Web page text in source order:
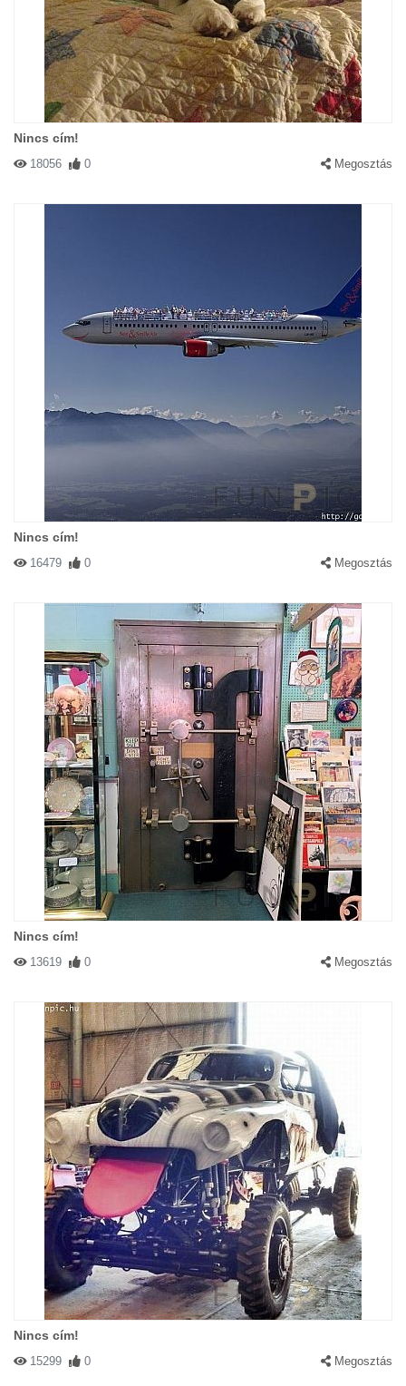
Nincs cím!
18056 0 Megosztás
Nincs cím!
16479 0 Megosztás
Nincs cím!
13619 0 Megosztás
Nincs cím!
15299 0 Megosztás